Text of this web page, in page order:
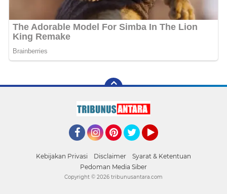
Kebijakan Privasi Disclaimer
Syarat & Ketentuan
Pedoman Media Siber
Copyright © 2026 tribunusantara.com